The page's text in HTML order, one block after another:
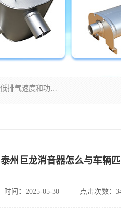
消音器主要用于降低机械设备或枪械等产生的噪声。它通过阻尼或增加排气面积来降低排气速度和功率，从而降低噪声。常见的消音器类型包括阻性消声器、抗性消声器、共振消声器以及阻抗复合式消声器等。这些消音器各有特点，适用于不同频率的噪声消除。
泰州巨龙消音器怎么与车辆
时间：2025-05-30 点击次数：